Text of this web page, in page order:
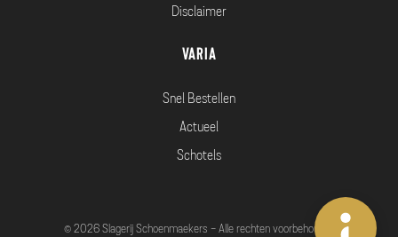
Disclaimer
Varia
Snel Bestellen
Actueel
Schotels
© 2026 Slagerij Schoenmaekers - Alle rechten voorbehouden